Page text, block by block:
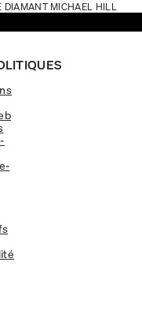
DIAMANT MICHAEL HILL